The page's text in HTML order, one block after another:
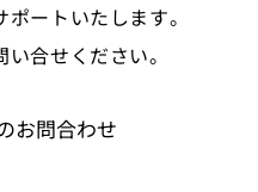
ートいたします。
合せください。
お問合わせ